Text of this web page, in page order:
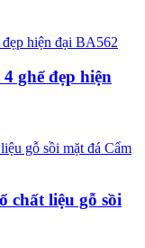
ghế đẹp hiện
chất liệu gỗ sồi